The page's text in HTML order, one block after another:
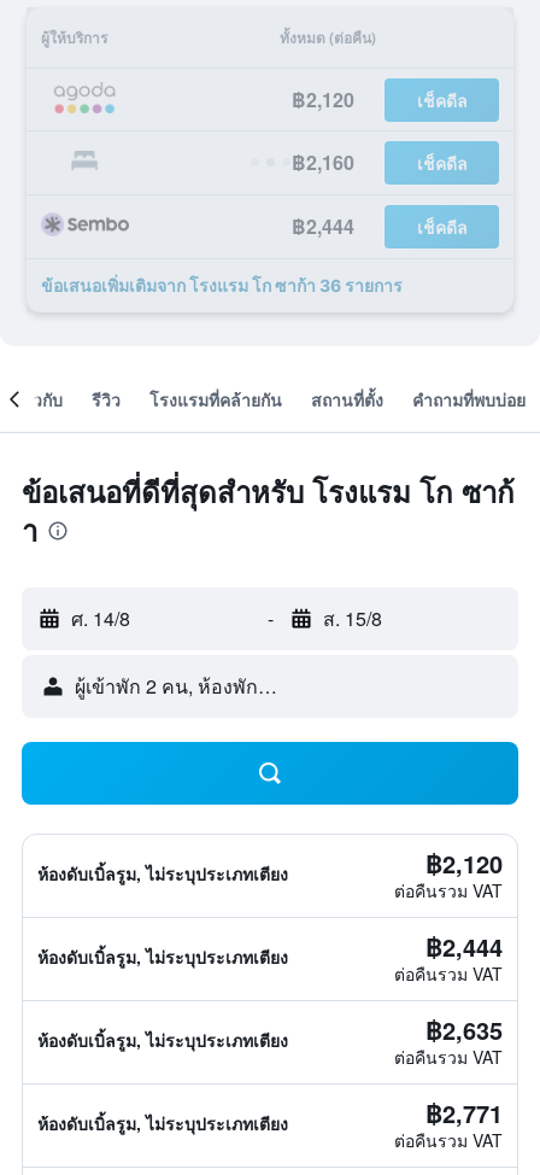
ผู้ให้บริการ ทั้งหมด (ต่อคืน)
฿2,120 เช็คดีล
฿2,160 เช็คดีล
฿2,444 เช็คดีล
ข้อเสนอเพิ่มเติมจาก โรงแรม โก ซาก้า 36 รายการ
เกี่ยวกับ รีวิว โรงแรมที่คล้ายกัน สถานที่ตั้ง คำถามที่พบบ่อย
ข้อเสนอที่ดีที่สุดสำหรับ โรงแรม โก ซาก้
า
ศ. 14/8 - ส. 15/8
ผู้เข้าพัก 2 คน, ห้องพัก 1 ห้อง
ห้องดับเบิ้ลรูม, ไม่ระบุประเภทเตียง ฿2,120
ต่อคืนรวม VAT
ห้องดับเบิ้ลรูม, ไม่ระบุประเภทเตียง ฿2,444
ต่อคืนรวม VAT
ห้องดับเบิ้ลรูม, ไม่ระบุประเภทเตียง ฿2,635
ต่อคืนรวม VAT
ห้องดับเบิ้ลรูม, ไม่ระบุประเภทเตียง ฿2,771
ต่อคืนรวม VAT